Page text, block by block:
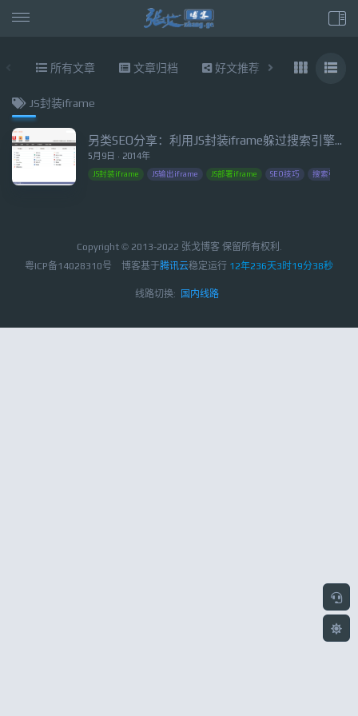
所有文章 文章归档 好文推荐 东拉西扯
JS封装iframe
5月9日 · 2014年
另类SEO分享：利用JS封装iframe躲过搜索引擎的抓取
JS封装iframe JS输出iframe JS部署iframe SEO技巧 搜索引擎欺
Copyright © 2013-2022 张戈博客 保留所有权利.
粤ICP备14028310号
博客基于腾讯云稳定运行 12年236天3时19分39秒
线路切换: 国内线路